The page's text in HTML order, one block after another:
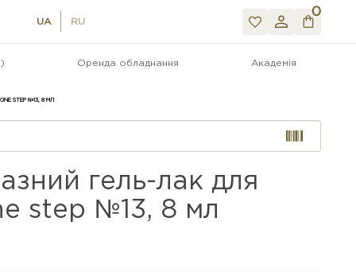
UA RU
0
Оренда обладнання Академія
STEP №13, 8 МЛ
гель-лак для
step №13, 8 мл